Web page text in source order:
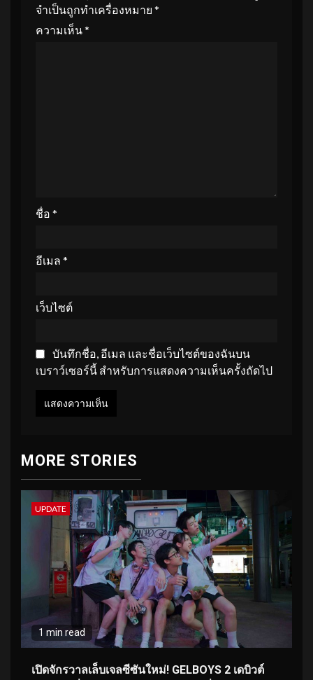
จำเป็นถูกทำเครื่องหมาย *
ความเห็น*
ชื่อ *
อีเมล *
เว็บไซต์
บันทึกชื่อ, อีเมล และชื่อเว็บไซต์ของฉันบน
เบราว์เซอร์นี้ สำหรับการแสดงความเห็นครั้งถัดไป
MORE STORIES
UPDATE
1 min read
เปิดจักรวาลเล็บเจลซีซันใหม่! GELBOYS 2 เดบิวต์